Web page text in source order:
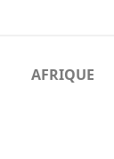
AFRIQUE